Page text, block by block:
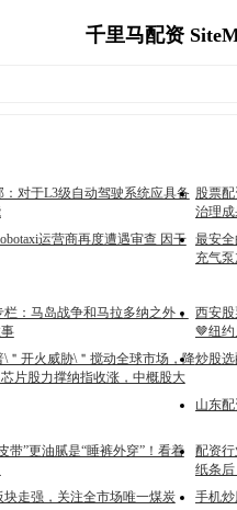
千里马配资
对于L3级自动驾驶系统应具备 股票
治理
运营商再度遭遇审查 因干 最安
充气
：马岛战争和马拉多纳之外，
西安
🤎纽约
＂开火威胁\＂搅动全球市场，降
片股力撑纳指收涨，中概股大
炒股
山东
带”更油腻是“睡裤外穿”！看着
配资
纸条
走强，关注全市场唯一煤炭
手机